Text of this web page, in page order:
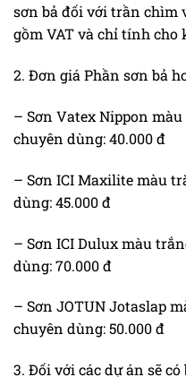
sơn bả đối với trần chìm
gồm VAT và chỉ tính cho
2. Đơn giá Phần sơn bả
– Sơn Vatex Nippon
chuyên dùng: 40.000 đ
– Sơn ICI Maxilite màu
dùng: 45.000 đ
– Sơn ICI Dulux màu
dùng: 70.000 đ
– Sơn JOTUN Jotaslap
chuyên dùng: 50.000 đ
3. Đối với các dự án sẽ